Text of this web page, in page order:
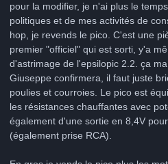
pour la modifier, je n'ai plus le
politiques et de mes activités de
hop, je revends le pico. C'est une
premier "officiel" qui est sorti, y'a
d'astrimage de l'epsilopic 2.2. ça
Giuseppe confirmera, il faut juste
poulies et courroies. Le pico est
les résistances chauffantes avec
également d'une sortie en 8,4V
(également prise RCA).